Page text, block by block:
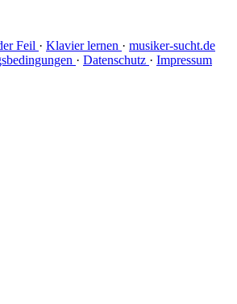
Feil · Klavier lernen · musiker-sucht.de
· Datenschutz · Impressum